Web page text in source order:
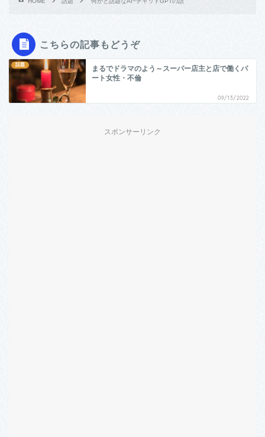
こちらの記事もどうぞ
話題
まるでドラマのよう～スーパー店主と店で働くパ
ート女性・不倫
09/13/2022
スポンサーリンク